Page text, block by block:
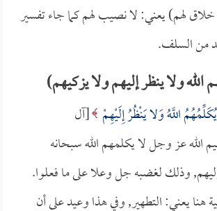
, (لا خلاق لهم) يعني: لا نصيب لهم كما جاء تفسير
من السلف.
ولا ينظر إليهم ولا يزكيهم)
اللَّهُ وَلا يَنْظُرُ إِلَيْهِمْ [آل
, تكليم الله عز وجل لا يكلمهم الله سبحانه
وذلك لغضبه جل وعلا على ما فعلوا.
هنا يعني: التطهير, وفي هذا وعيد على أن